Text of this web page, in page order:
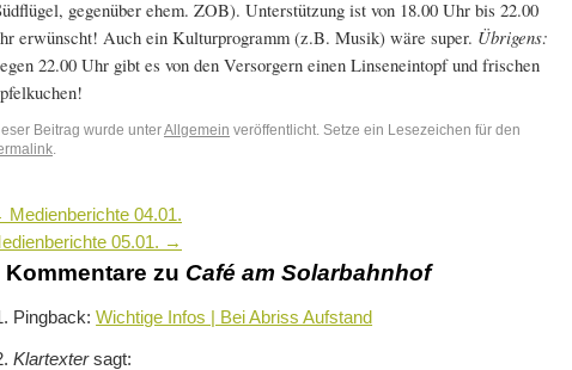
gegenüber ehem. ZOB). Unterstützung ist von 18.00 Uhr bis 22.00
erwünscht! Auch ein Kulturprogramm (z.B. Musik) wäre super. Übrigens:
22.00 Uhr gibt es von den Versorgern einen Linseneintopf und frischen
Beitrag wurde unterAllgemein veröffentlicht. Setze ein Lesezeichen für den
Medienberichte 04.01.
05.01. →
Kommentare zu Café am Solarbahnhof
Pingback:Wichtige Infos | Bei Abriss Aufstand
Klartexter sagt: